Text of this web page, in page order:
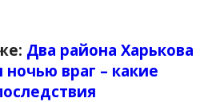
Два района Харькова
ночью враг – какие